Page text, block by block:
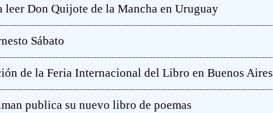
leer Don Quijote de la Mancha en Uruguay
Sábato
de la Feria Internacional del Libro en Buenos Aires
publica su nuevo libro de poemas